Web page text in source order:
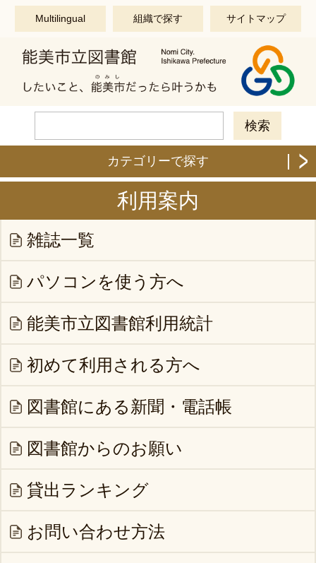
このページの本文へ移動する
Multilingual 組織で探す サイトマップ
カテゴリーで探す
利用案内
雑誌一覧
パソコンを使う方へ
能美市立図書館利用統計
初めて利用される方へ
図書館にある新聞・電話帳
図書館からのお願い
貸出ランキング
お問い合わせ方法